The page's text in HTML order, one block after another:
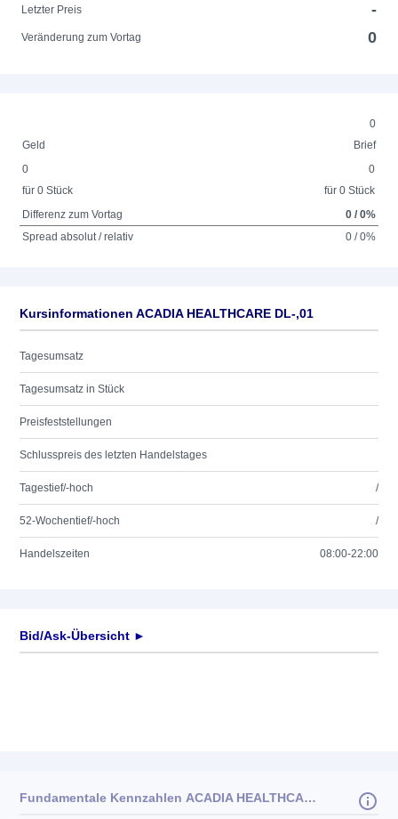
Letzter Preis
-
Veränderung zum Vortag 0
0
Geld
Brief
0
für 0 Stück
0
für 0 Stück
Differenz zum Vortag
0 / 0%
Spread absolut / relativ
0 / 0%
Kursinformationen ACADIA HEALTHCARE DL-,01
Tagesumsatz
Tagesumsatz in Stück
Preisfeststellungen
Schlusspreis des letzten Handelstages
Tagestief/-hoch /
52-Wochentief/-hoch /
Handelszeiten 08:00-22:00
Bid/Ask-Übersicht ►
Fundamentale Kennzahlen ACADIA HEALTHCARE DL-,01